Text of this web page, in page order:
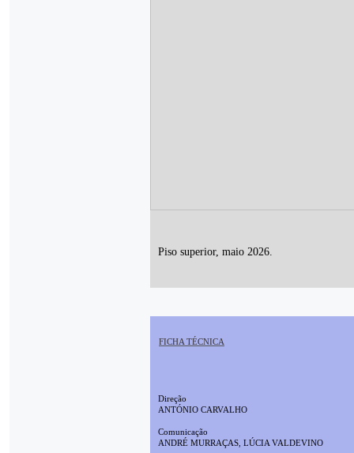
Piso superior, maio 2026.
FICHA TÉCNICA
Direção
ANTÓNIO CARVALHO
Comunicação
ANDRÉ MURRAÇAS, LÚCIA VALDEVINO